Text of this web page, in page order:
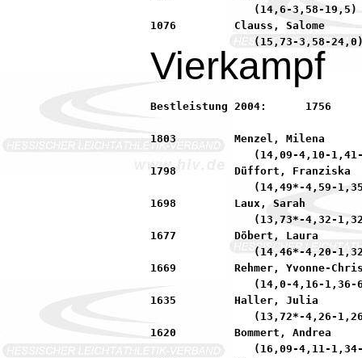
                (14,6-3,58-19,5)
1076         Clauss, Salome
Vierkampf
Bestleistung 2004:	1756         Zitoun, Hajar           90 LG Neu-Isenburg/Heusen
1803         Menzel, Milena
(14,09-4,10-
1798         Düffort, Franziska
(14,49*-4,59-
1698         Laux, Sarah
(13,73*-4,32-
1677         Döbert, Laura
(14,46*-4,20-
1669         Rehmer, Yvonne-
(14,0-4,16-1,36-
1635         Haller, Julia
(13,72*-4,26-
1620         Bommert, Andrea
(16,09-4,11-